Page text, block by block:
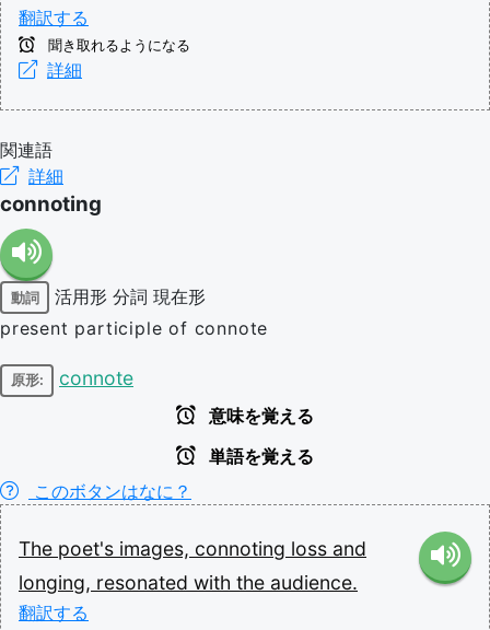
翻訳する
聞き取れるようになる
詳細
関連語
詳細
connoting
動詞 活用形 分詞 現在形
present participle of connote
原形: connote
意味を覚える
単語を覚える
このボタンはなに？
The poet's images, connoting loss and
longing, resonated with the audience.
翻訳する